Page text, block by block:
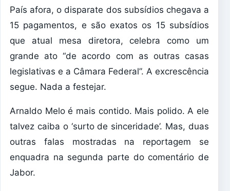
País afora, o disparate dos subsídios chegava a
15 pagamentos, e são exatos os 15 subsídios
que atual mesa diretora, celebra como um
grande ato “de acordo com as outras casas
legislativas e a Câmara Federal”. A excrescência
segue. Nada a festejar.
Arnaldo Melo é mais contido. Mais polido. A ele
talvez caiba o ‘surto de sinceridade’. Mas, duas
outras falas mostradas na reportagem se
enquadra na segunda parte do comentário de
Jabor.